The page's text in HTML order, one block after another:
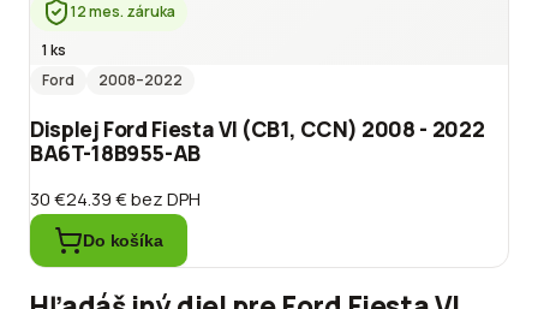
12 mes. záruka
1 ks
Ford
2008–2022
Displej Ford Fiesta VI (CB1, CCN) 2008 - 2022
BA6T-18B955-AB
30 €24.39 €bez DPH
Do košíka